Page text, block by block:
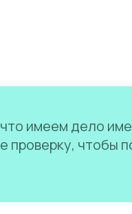
имеем дело
проверку, чтобы